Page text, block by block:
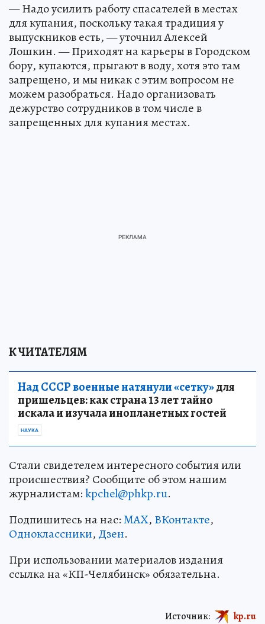
— Надо усилить работу спасателей в местах
для купания, поскольку такая традиция у
выпускников есть, — уточнил Алексей
Лошкин. — Приходят на карьеры в Городском
бору, купаются, прыгают в воду, хотя это там
запрещено, и мы никак с этим вопросом не
можем разобраться. Надо организовать
дежурство сотрудников в том числе в
запрещенных для купания местах.
К ЧИТАТЕЛЯМ
Над СССР военные натянули «сетку»для
пришельцев: как страна 13 лет тайно
искала и изучала инопланетных гостей
НАУКА
Стали свидетелем интересного события или
происшествия? Сообщите об этом нашим
журналистам:kpchel@phkp.ru.
Подпишитесь на нас:MAX, ВКонтакте,
Одноклассники, Дзен.
При использовании материалов издания
ссылка на «КП-Челябинск» обязательна.
Источник: kp.ru